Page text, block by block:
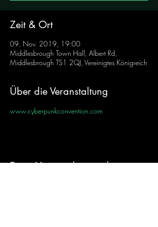
Zeit & Ort
09. Nov. 2019, 19:00
Middlesbrough Town Hall, Albert Rd,
Middlesbrough TS1 2QJ, Vereinigtes Königreich
Über die Veranstaltung
www.cyberpunkconvention.com
Diese Veranstaltung teilen